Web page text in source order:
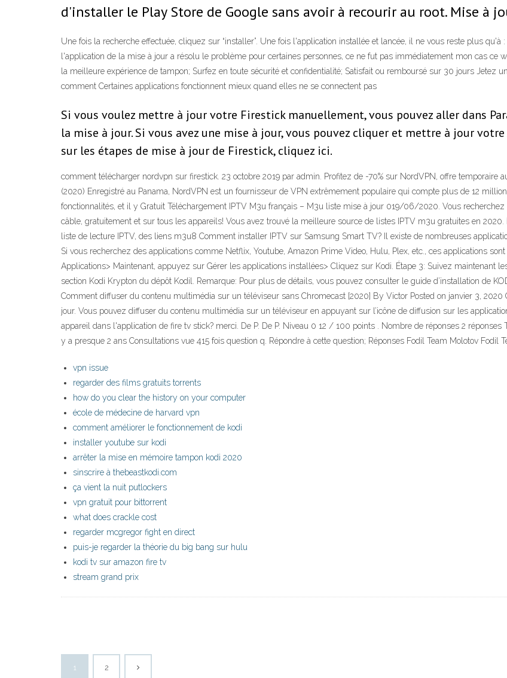
d'installer le Play Store de Google sans avoir à recourir au root. Mise à
Une fois la recherche effectuée, cliquez sur “installer”. Une fois l'application installée et lancée, il ne vous reste plus
l'application de la mise à jour a résolu le problème pour certaines personnes, ce ne fut pas immédiatement mon cas ce
la meilleure expérience de tampon; Surfez en toute sécurité et confidentialité; Satisfait ou remboursé sur 30 jours Jetez
comment Certaines applications fonctionnent mieux quand elles ne se connectent pas
Si vous voulez mettre à jour votre Firestick manuellement, vous pouvez aller dans
la mise à jour. Si vous avez une mise à jour, vous pouvez cliquer et mettre à jour
sur les étapes de mise à jour de Firestick, cliquez ici.
comment télécharger nordvpn sur firestick. 23 octobre 2019 par admin. Profitez de -70% sur NordVPN, offre temporaire
(2020) Enregistré au Panama, NordVPN est un fournisseur de VPN extrêmement populaire qui compte plus de 12
fonctionnalités, et il y Gratuit Téléchargement IPTV M3u français – M3u liste mise à jour 019/06/2020. Vous
câble, gratuitement et sur tous les appareils! Vous avez trouvé la meilleure source de listes IPTV m3u gratuites en
liste de lecture IPTV, des liens m3u8 Comment installer IPTV sur Samsung Smart TV? Il existe de nombreuses
Si vous recherchez des applications comme Netflix, Youtube, Amazon Prime Video, Hulu, Plex, etc., ces applications
Applications> Maintenant, appuyez sur Gérer les applications installées> Cliquez sur Kodi. Étape 3: Suivez maintenant
section Kodi Krypton du dépôt Kodil. Remarque: Pour plus de détails, vous pouvez consulter le guide d’installation de
Comment diffuser du contenu multimédia sur un téléviseur sans Chromecast [2020] By Victor Posted on janvier 3,
jour. Vous pouvez diffuser du contenu multimédia sur un téléviseur en appuyant sur l’icône de diffusion sur les
appareil dans l'application de fire tv stick? merci. De P. De P. Niveau 0 12 / 100 points . Nombre de réponses 2
y a presque 2 ans Consultations vue 415 fois question q. Répondre à cette question; Réponses Fodil Team Molotov
vpn issue
regarder des films gratuits torrents
how do you clear the history on your computer
école de médecine de harvard vpn
comment améliorer le fonctionnement de kodi
installer youtube sur kodi
arrêter la mise en mémoire tampon kodi 2020
sinscrire à thebeastkodi.com
ça vient la nuit putlockers
vpn gratuit pour bittorrent
what does crackle cost
regarder mcgregor fight en direct
puis-je regarder la théorie du big bang sur hulu
kodi tv sur amazon fire tv
stream grand prix
1 2